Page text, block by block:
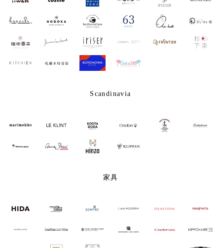
Scandinavia
家具